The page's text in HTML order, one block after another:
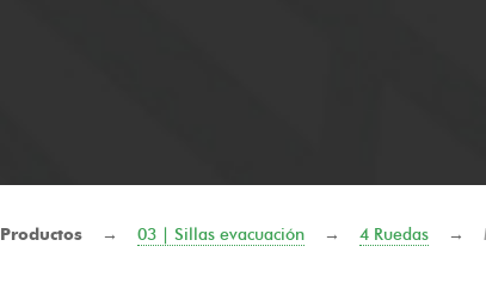
Productos → 03 | Sillas evacuación → 4 Ruedas →